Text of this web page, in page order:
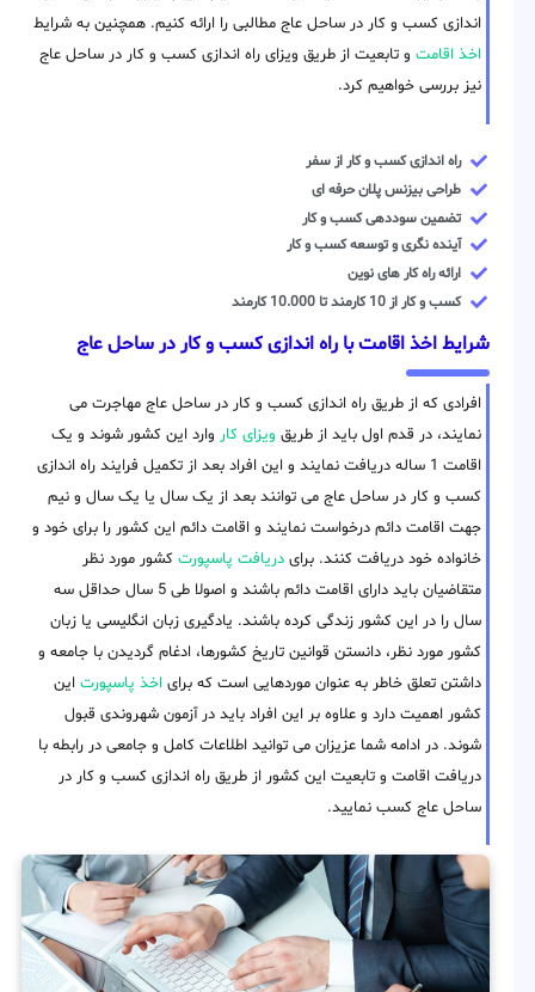
اندازی کسب و کار در ساحل عاج مطالبی را ارائه کنیم. همچنین به شرایط
اخذ اقامت و تابعیت از طریق ویزای راه اندازی کسب و کار در ساحل عاج
نیز بررسی خواهیم کرد.
راه اندازی کسب و کار از سفر
طراحی بیزنس پلان حرفه ای
تضمین سوددهی کسب و کار
آینده نگری و توسعه کسب و کار
ارائه راه کار های نوین
کسب و کار از 10 کارمند تا 10.000 کارمند
شرایط اخذ اقامت با راه اندازی کسب و کار در ساحل عاج
افرادی که از طریق راه اندازی کسب و کار در ساحل عاج مهاجرت می
نمایند، در قدم اول باید از طریق ویزای کار وارد این کشور شوند و یک
اقامت 1 ساله دریافت نمایند و این افراد بعد از تکمیل فرایند راه اندازی
کسب و کار در ساحل عاج می توانند بعد از یک سال یا یک سال و نیم
جهت اقامت دائم درخواست نمایند و اقامت دائم این کشور را برای خود و
خانواده خود دریافت کنند. برای دریافت پاسپورت کشور مورد نظر
متقاضیان باید دارای اقامت دائم باشند و اصولا طی 5 سال حداقل سه
سال را در این کشور زندگی کرده باشند. یادگیری زبان انگلیسی یا زبان
کشور مورد نظر، دانستن قوانین تاریخ کشورها، ادغام گردیدن با جامعه و
داشتن تعلق خاطر به عنوان موردهایی است که برای اخذ پاسپورت این
کشور اهمیت دارد و علاوه بر این افراد باید در آزمون شهروندی قبول
شوند. در ادامه شما عزیزان می توانید اطلاعات کامل و جامعی در رابطه با
دریافت اقامت و تابعیت این کشور از طریق راه اندازی کسب و کار در
ساحل عاج کسب نمایید.